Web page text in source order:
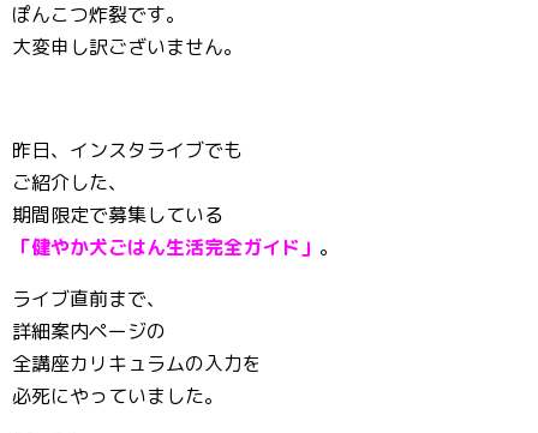
ぽんこつ炸裂です。
大変申し訳ございません。
昨日、インスタライブでも
ご紹介した、
期間限定で募集している
「健やか犬ごはん生活完全ガイド」 。
ライブ直前まで、
詳細案内ページの
全講座カリキュラムの入力を
必死にやっていました。